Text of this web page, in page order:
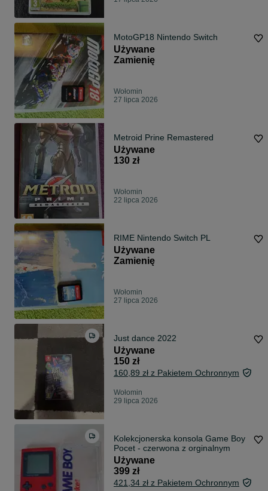
MotoGP18 Nintendo Switch
Używane
Zamienię
Wołomin
27 lipca 2026
Metroid Prine Remastered
Używane
130 zł
Wołomin
22 lipca 2026
RIME Nintendo Switch PL
Używane
Zamienię
Wołomin
27 lipca 2026
Just dance 2022
Używane
150 zł
160,89 zł z Pakietem Ochronnym
Wołomin
29 lipca 2026
Kolekcjonerska konsola Game Boy
Pocet - czerwona z orginalnym
Używane
399 zł
421,34 zł z Pakietem Ochronnym